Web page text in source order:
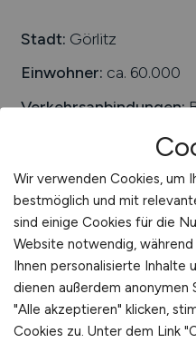
Stadt: Görlitz
Einwohner: ca. 60.000
Verkehrsanbindungen:
Arbeiten in der Nähe
Neißeaue, Markersdorf,
Schönau-Berzdorf auf
Rothenburg
Universitäten/
Zittau/Görlitz
Wir verwenden Cookies, um
bestmöglich und mit
sind einige Cookies für die
Website notwendig,
Ihnen personalisierte Inhalte
dienen außerdem anonymen
"Alle akzeptieren" klicken,
Cookies zu. Unter dem Link